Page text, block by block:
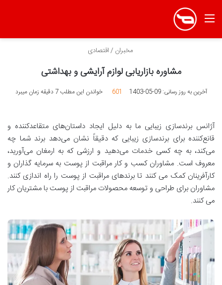
منو
مخبران /اقتصادی
مشاوره بازاریابی لوازم آرایشی و بهداشتی
آخرین به روز رسانی: 09-05-1403 601 خواندن این مطلب 7 دقیقه زمان میبرد
آژانس برندسازی زیبایی ما به دلیل ایجاد داستان‌های متقاعدکننده و
قانع‌کننده برای برندسازی زیبایی که دقیقاً نشان می‌دهد برند شما چه
می‌کند، به چه کسی خدمات می‌دهید و ارزشی که به ارمغان می‌آورید،
معروف است. مشاوران کسب و کار مراقبت از پوست به سرمایه گذاران و
کارآفرینان کمک می کنند تا برندهای مراقبت از پوست را راه اندازی کنند.
مشاوران برای طراحی و توسعه محصولات مراقبت از پوست با مشتریان کار
می کنند.